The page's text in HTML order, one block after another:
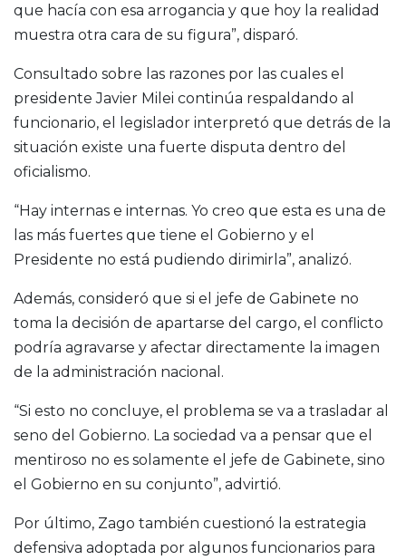
que hacía con esa arrogancia y que hoy la realidad
muestra otra cara de su figura”, disparó.
Consultado sobre las razones por las cuales el
presidente Javier Milei continúa respaldando al
funcionario, el legislador interpretó que detrás de la
situación existe una fuerte disputa dentro del
oficialismo.
“Hay internas e internas. Yo creo que esta es una de
las más fuertes que tiene el Gobierno y el
Presidente no está pudiendo dirimirla”, analizó.
Además, consideró que si el jefe de Gabinete no
toma la decisión de apartarse del cargo, el conflicto
podría agravarse y afectar directamente la imagen
de la administración nacional.
“Si esto no concluye, el problema se va a trasladar al
seno del Gobierno. La sociedad va a pensar que el
mentiroso no es solamente el jefe de Gabinete, sino
el Gobierno en su conjunto”, advirtió.
Por último, Zago también cuestionó la estrategia
defensiva adoptada por algunos funcionarios para